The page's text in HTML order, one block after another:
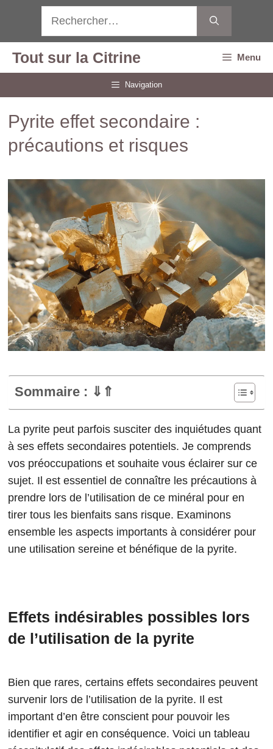
contenu
Tout sur la Citrine Menu
Navigation
Pyrite effet secondaire :
précautions et risques
Sommaire : ⇓⇑
La pyrite peut parfois susciter des inquiétudes quant
à ses effets secondaires potentiels. Je comprends
vos préoccupations et souhaite vous éclairer sur ce
sujet. Il est essentiel de connaître les précautions à
prendre lors de l’utilisation de ce minéral pour en
tirer tous les bienfaits sans risque. Examinons
ensemble les aspects importants à considérer pour
une utilisation sereine et bénéfique de la pyrite.
Effets indésirables possibles lors
de l’utilisation de la pyrite
Bien que rares, certains effets secondaires peuvent
survenir lors de l’utilisation de la pyrite. Il est
important d’en être conscient pour pouvoir les
identifier et agir en conséquence. Voici un tableau